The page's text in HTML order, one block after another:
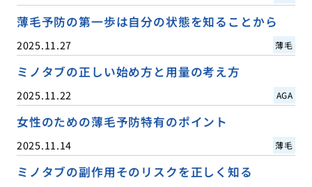
薄毛予防の第一歩は自分の状態を知ることから
2025.11.27 薄毛
ミノタブの正しい始め方と用量の考え方
2025.11.22 AGA
女性のための薄毛予防特有のポイント
2025.11.14 薄毛
ミノタブの副作用そのリスクを正しく知る